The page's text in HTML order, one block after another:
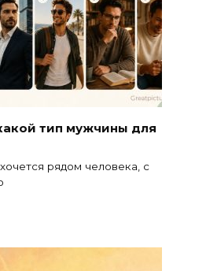
тип мужчины для
рядом человека, с